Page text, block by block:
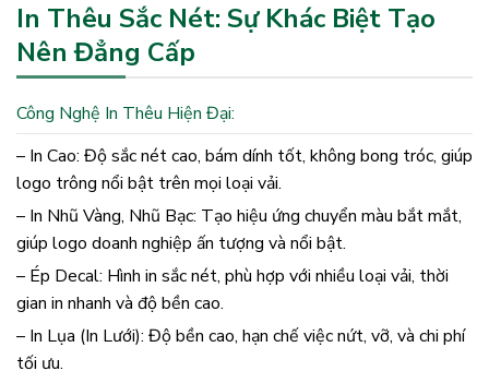
In Thêu Sắc Nét: Sự Khác Biệt Tạo
Nên Đẳng Cấp
Công Nghệ In Thêu Hiện Đại:
– In Cao: Độ sắc nét cao, bám dính tốt, không bong tróc, giúp
logo trông nổi bật trên mọi loại vải.
– In Nhũ Vàng, Nhũ Bạc: Tạo hiệu ứng chuyển màu bắt mắt,
giúp logo doanh nghiệp ấn tượng và nổi bật.
– Ép Decal: Hình in sắc nét, phù hợp với nhiều loại vải, thời
gian in nhanh và độ bền cao.
– In Lụa (In Lưới): Độ bền cao, hạn chế việc nứt, vỡ, và chi phí
tối ưu.